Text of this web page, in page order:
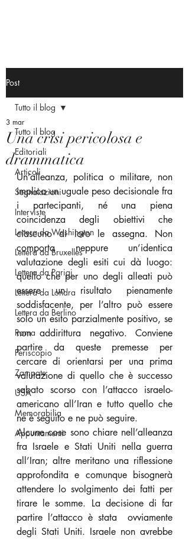
Post
Tutto il blog
Editoriali
Articoli
Segnalazioni
Interviste
Lettera da Washington
Lettera da Bruxelles
Lettera da Parigi
Lettera da Londra
Lettera da Berlino
Roma
Periscopio
Zampate
USA
Memorabilia
Appuntamenti
Tutto il blog
Una crisi pericolosa e
drammatica
3 mar
Un’alleanza, politica o militare, non
implica un uguale peso decisionale fra
i partecipanti, né una piena
coincidenza degli obiettivi che
ciascuno di loro le assegna. Non
comporta neppure un’identica
valutazione degli esiti cui dà luogo:
quello che per uno degli alleati può
essere un risultato pienamente
soddisfacente, per l’altro può essere
solo un esito parzialmente positivo, se
non addirittura negativo. Conviene
partire da queste premesse per
cercare di orientarsi per una prima
valutazione di quello che è successo
sabato scorso con l’attacco israelo-
americano all’Iran e tutto quello che
ne è seguito e ne può seguire.
Alcune cose sono chiare nell’alleanza
fra Israele e Stati Uniti nella guerra
all’Iran; altre meritano una riflessione
approfondita e comunque bisognerà
attendere lo svolgimento dei fatti per
tirare le somme. La decisione di far
partire l’attacco è stata  ovviamente
degli Stati Uniti. Israele non avrebbe